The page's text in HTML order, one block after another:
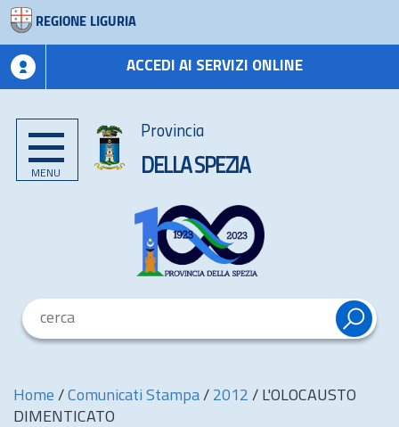
REGIONE LIGURIA
ACCEDI AI SERVIZI ONLINE
MENU
Provincia
DELLA SPEZIA
Home / Comunicati Stampa / 2012 / L'OLOCAUSTO
DIMENTICATO